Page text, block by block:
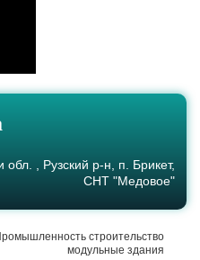
обл. , Рузский р-н, п. Брикет,
СНТ "Медовое"
строительство
модульные здания